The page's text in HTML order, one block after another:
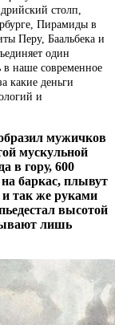
столп,
Пирамиды в
Перу, Баальбека и
один
наше современное
какие деньги
и
мужичков
мускульной
в гору, 600
баркас, плывут
так же руками
высотой
лишь